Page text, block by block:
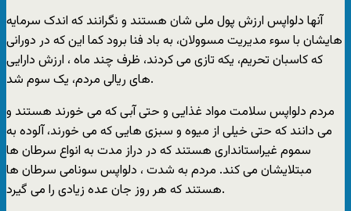
آنها دلواپس ارزش پول ملی شان هستند و نگرانند که اندک سرمایه
هایشان با سوء مدیریت مسوولان، به باد فنا برود کما این که در دورانی
که کاسبان تحریم، یکه تازی می کردند، ظرف چند ماه ، ارزش دارایی
های ریالی مردم، یک سوم شد.
مردم دلواپس سلامت مواد غذایی و حتی آبی که می خورند هستند و
می دانند که حتی خیلی از میوه و سبزی هایی که می خورند، آلوده به
سموم غیراستانداری هستند که در دراز مدت به انواع سرطان ها
مبتلایشان می کند. مردم به شدت ، دلواپس سونامی سرطان ها
هستند که هر روز جان عده زیادی را می گیرد.